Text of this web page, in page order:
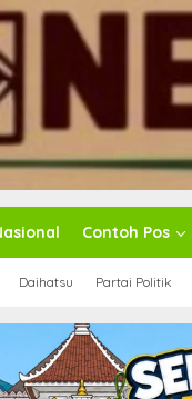
Contoh Pos
Daihatsu Partai Politik